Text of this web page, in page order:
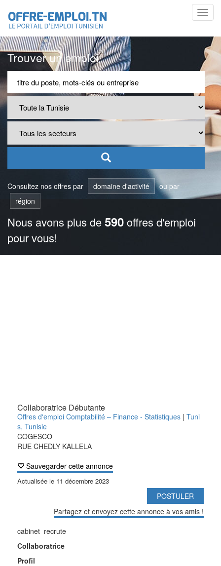
Trouver un emploi
Consultez nos offres par domaine d'activité
ou par
région
Nous avons plus de590offres d'emploi
pour vous!
Collaboratrice Débutante
Offres d'emploi Comptabilité – Finance - Statistiques | Tuni
s, Tunisie
COGESCO
RUE CHEDLY KALLELA
Sauvegarder cette annonce
Actualisée le 11 décembre 2023
POSTULER
Partagez et envoyez cette annonce à vos amis !
cabinet recrute
Collaboratrice
Profil